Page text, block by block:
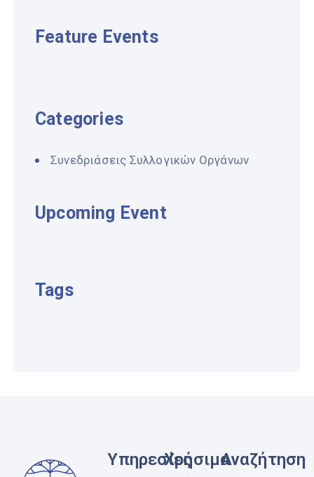
Feature Events
Categories
Συνεδριάσεις Συλλογικών Οργάνων
Upcoming Event
Tags
ΥπηρεσίεςΧρήσιμαΑναζήτηση